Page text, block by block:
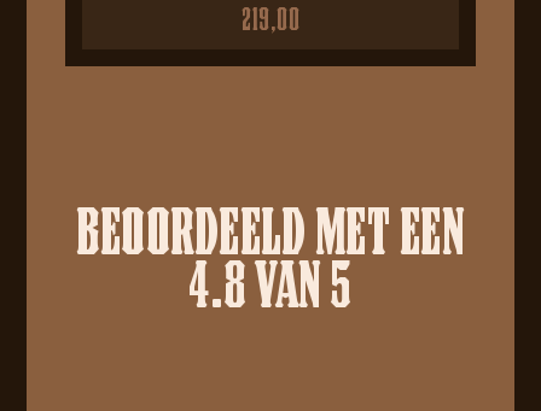
219,00
BEOORDEELD MET EEN
4.8 VAN 5